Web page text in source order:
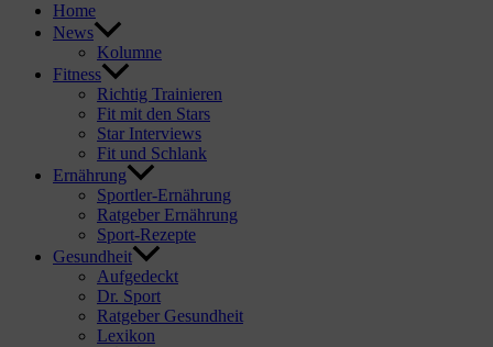
Home
News
Kolumne
Fitness
Richtig Trainieren
Fit mit den Stars
Star Interviews
Fit und Schlank
Ernährung
Sportler-Ernährung
Ratgeber Ernährung
Sport-Rezepte
Gesundheit
Aufgedeckt
Dr. Sport
Ratgeber Gesundheit
Lexikon